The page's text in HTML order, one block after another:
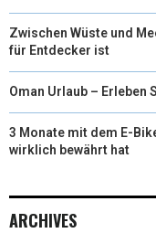
Zwischen Wüste und
für Entdecker ist
Oman Urlaub – Erleben
3 Monate mit dem E-
wirklich bewährt hat
ARCHIVES